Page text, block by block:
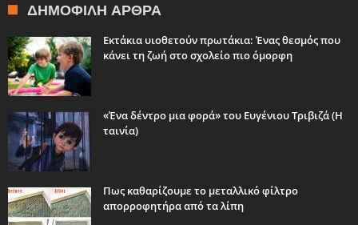
ΔΗΜΟΦΙΛΉ ΆΡΘΡΑ
Εκτάκια υιοθετούν πρωτάκια: Ένας θεσμός που
κάνει τη ζωή στο σχολείο πιο όμορφη
«Ένα δέντρο μια φορά» του Ευγένιου Τριβιζά (Η
ταινία)
Πως καθαρίζουμε το μεταλλικό φίλτρο
απορροφητήρα από τα λίπη